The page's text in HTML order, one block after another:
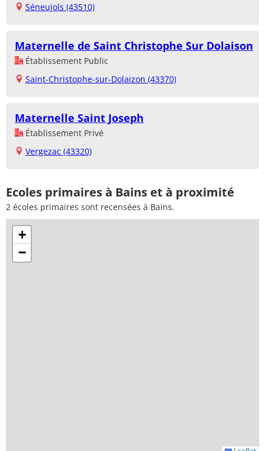
Séneujols (43510)
Maternelle de Saint Christophe Sur Dolaison
Établissement Public
Saint-Christophe-sur-Dolaizon (43370)
Maternelle Saint Joseph
Établissement Privé
Vergezac (43320)
Ecoles primaires à Bains et à proximité
2 écoles primaires sont recensées à Bains.
+
−